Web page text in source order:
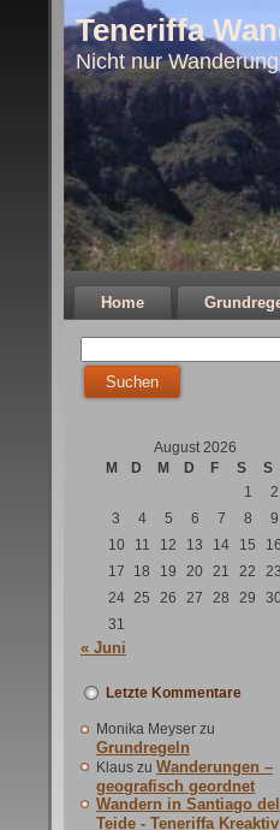
Teneriffa
Nicht nur
Home
August 2026
M
D M D F S
S
1
2
3
4 5 6 7 8
9
10
11 12 13 14 15
16
17
18 19 20 21 22
23
24 25 26 27 28 29
31
« Juni
Letzte Kommentare
Monika Meyser zu
Grundregeln
Klaus zu Wanderungen –
geografisch geordnet
Wandern in Santiago del
Teide - Teneriffa Kreaktiv